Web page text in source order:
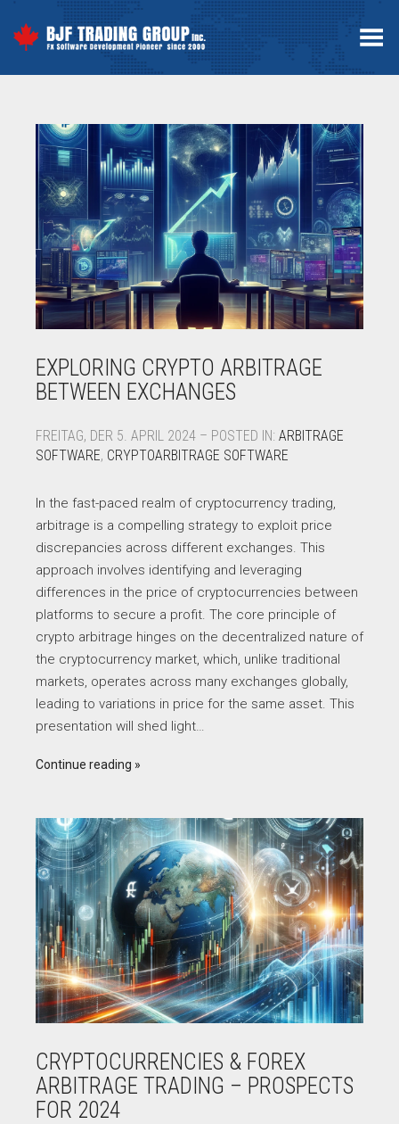
Toggle Menu
EXPLORING CRYPTO ARBITRAGE
BETWEEN EXCHANGES
FREITAG, DER 5. APRIL 2024 – POSTED IN: ARBITRAGE
SOFTWARE, CRYPTOARBITRAGE SOFTWARE
In the fast-paced realm of cryptocurrency trading,
arbitrage is a compelling strategy to exploit price
discrepancies across different exchanges. This
approach involves identifying and leveraging
differences in the price of cryptocurrencies between
platforms to secure a profit. The core principle of
crypto arbitrage hinges on the decentralized nature of
the cryptocurrency market, which, unlike traditional
markets, operates across many exchanges globally,
leading to variations in price for the same asset. This
presentation will shed light…
Continue reading
CRYPTOCURRENCIES & FOREX
ARBITRAGE TRADING – PROSPECTS
FOR 2024